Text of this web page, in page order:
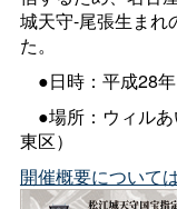
城天守-尾張生まれ
た。
●日時：平成28年
●場所：ウィルあ
東区）
開催概要について